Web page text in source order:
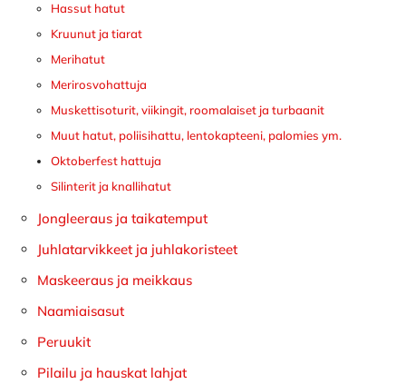
Hassut hatut
Kruunut ja tiarat
Merihatut
Merirosvohattuja
Muskettisoturit, viikingit, roomalaiset ja turbaanit
Muut hatut, poliisihattu, lentokapteeni, palomies ym.
Oktoberfest hattuja
Silinterit ja knallihatut
Jongleeraus ja taikatemput
Juhlatarvikkeet ja juhlakoristeet
Maskeeraus ja meikkaus
Naamiaisasut
Peruukit
Pilailu ja hauskat lahjat